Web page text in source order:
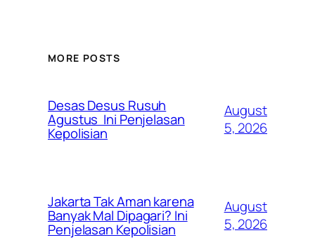
MORE POSTS
Desas Desus Rusuh
Agustus Ini Penjelasan
Kepolisian
August
5, 2026
Jakarta Tak Aman karena
Banyak Mal Dipagari? Ini
Penjelasan Kepolisian
August
5, 2026